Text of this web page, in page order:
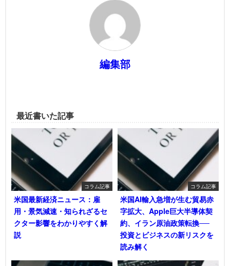
編集部
最近書いた記事
コラム記事
米国最新経済ニュース：雇
用・景気減速・知られざるセ
クター影響をわかりやすく解
説
コラム記事
米国AI輸入急増が生む貿易赤
字拡大、Apple巨大半導体契
約、イラン原油政策転換──
投資とビジネスの新リスクを
読み解く